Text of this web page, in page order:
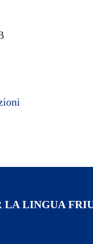
LA LINGUA